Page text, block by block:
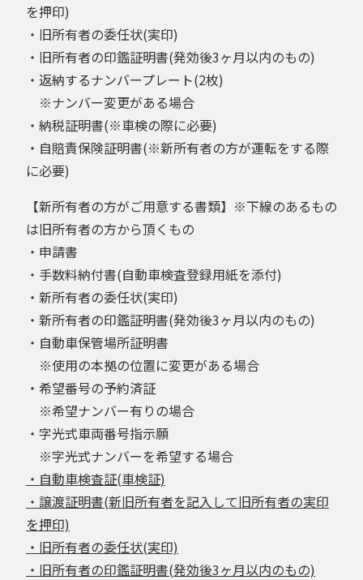
を押印)
・旧所有者の委任状(実印)
・旧所有者の印鑑証明書(発効後3ヶ月以内のもの)
・返納するナンバープレート(2枚)
※ナンバー変更がある場合
・納税証明書(※車検の際に必要)
・自賠責保険証明書(※新所有者の方が運転をする際
に必要)
【新所有者の方がご用意する書類】※下線のあるもの
は旧所有者の方から頂くもの
・申請書
・手数料納付書(自動車検査登録用紙を添付)
・新所有者の委任状(実印)
・新所有者の印鑑証明書(発効後3ヶ月以内のもの)
・自動車保管場所証明書
※使用の本拠の位置に変更がある場合
・希望番号の予約済証
※希望ナンバー有りの場合
・字光式車両番号指示願
※字光式ナンバーを希望する場合
・自動車検査証(車検証)
・譲渡証明書(新旧所有者を記入して旧所有者の実印
を押印)
・旧所有者の委任状(実印)
・旧所有者の印鑑証明書(発効後3ヶ月以内のもの)